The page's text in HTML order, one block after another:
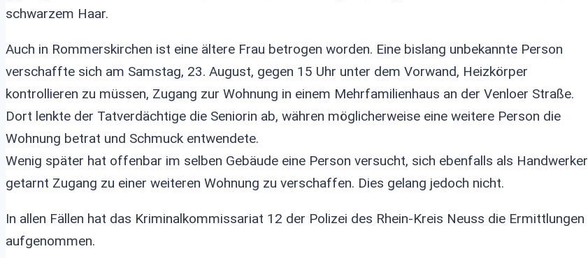
schwarzem Haar.
Auch in Rommerskirchen ist eine ältere Frau betrogen worden. Eine bislang unbekannte Person
verschaffte sich am Samstag, 23. August, gegen 15 Uhr unter dem Vorwand, Heizkörper
kontrollieren zu müssen, Zugang zur Wohnung in einem Mehrfamilienhaus an der Venloer Straße.
Dort lenkte der Tatverdächtige die Seniorin ab, währen möglicherweise eine weitere Person die
Wohnung betrat und Schmuck entwendete.
Wenig später hat offenbar im selben Gebäude eine Person versucht, sich ebenfalls als Handwerker
getarnt Zugang zu einer weiteren Wohnung zu verschaffen. Dies gelang jedoch nicht.
In allen Fällen hat das Kriminalkommissariat 12 der Polizei des Rhein-Kreis Neuss die Ermittlungen
aufgenommen.